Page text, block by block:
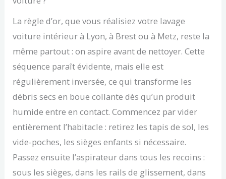
La règle d’or, que vous réalisiez votre lavage
voiture intérieur à Lyon, à Brest ou à Metz, reste la
même partout : on aspire avant de nettoyer. Cette
séquence paraît évidente, mais elle est
régulièrement inversée, ce qui transforme les
débris secs en boue collante dès qu’un produit
humide entre en contact. Commencez par vider
entièrement l’habitacle : retirez les tapis de sol, les
vide-poches, les sièges enfants si nécessaire.
Passez ensuite l’aspirateur dans tous les recoins :
sous les sièges, dans les rails de glissement, dans